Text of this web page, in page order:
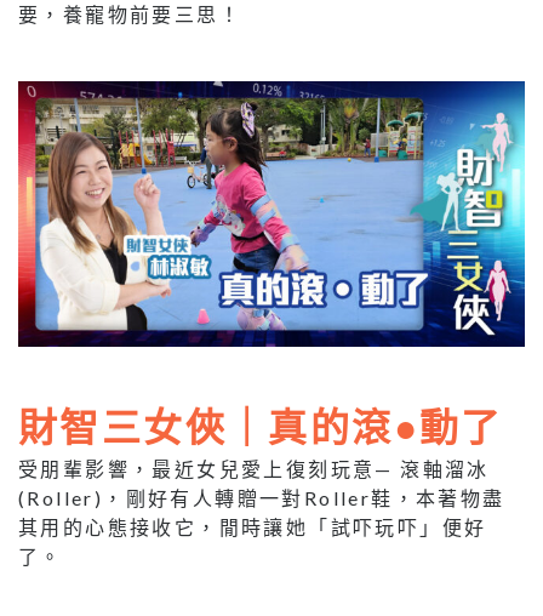
要，養寵物前要三思！
財智三女俠｜真的滾●動了
受朋輩影響，最近女兒愛上復刻玩意— 滾軸溜冰
(Roller)，剛好有人轉贈一對Roller鞋，本著物盡
其用的心態接收它，閒時讓她「試吓玩吓」便好
了。